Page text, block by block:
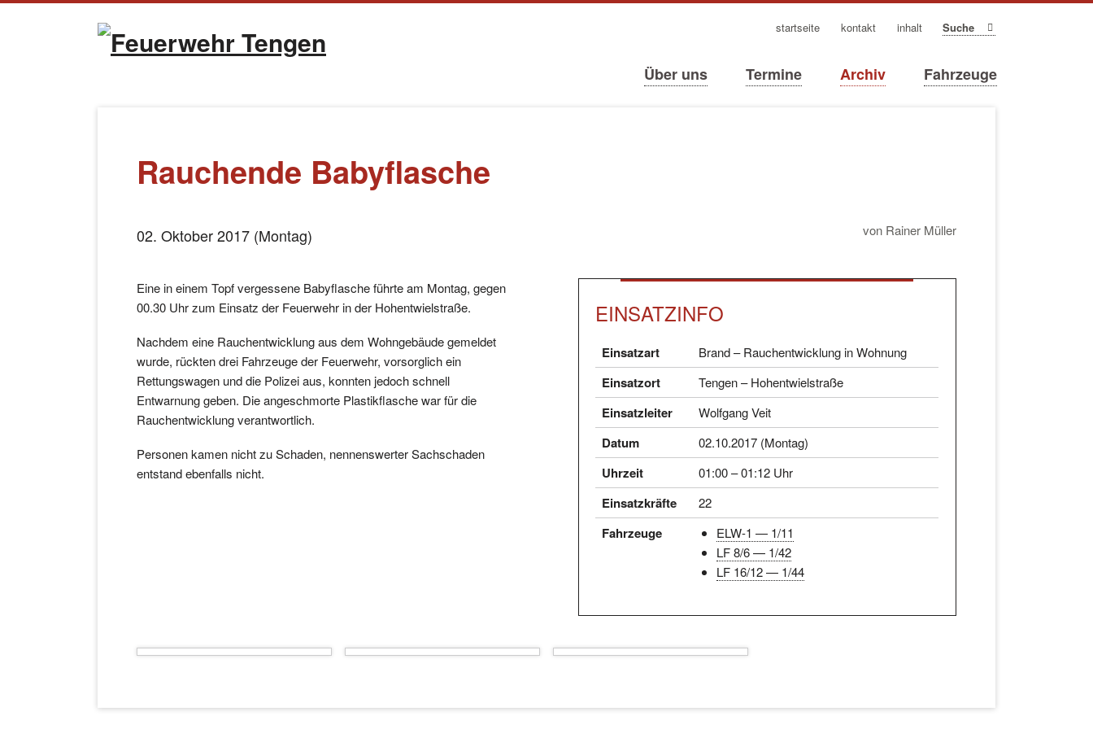
Navigation
überspringen
Über uns Termine Archiv Fahrzeuge
überspringen
navigation
startseite kontakt inhalt
Rauchende Babyflasche
02. Oktober 2017 (Montag) von Rainer Müller
Eine in einem Topf vergessene Babyflasche führte am Montag, gegen
00.30 Uhr zum Einsatz der Feuerwehr in der Hohentwielstraße.
Nachdem eine Rauchentwicklung aus dem Wohngebäude gemeldet
wurde, rückten drei Fahrzeuge der Feuerwehr, vorsorglich ein
Rettungswagen und die Polizei aus, konnten jedoch schnell
Entwarnung geben. Die angeschmorte Plastikflasche war für die
Rauchentwicklung verantwortlich.
Personen kamen nicht zu Schaden, nennenswerter Sachschaden
entstand ebenfalls nicht.
EINSATZINFO
Einsatzart Brand – Rauchentwicklung in Wohnung
Einsatzort Tengen – Hohentwielstraße
Einsatzleiter Wolfgang Veit
Datum 02.10.2017 (Montag)
Uhrzeit 01:00 – 01:12 Uhr
Einsatzkräfte 22
Fahrzeuge
ELW-1 — 1/11
LF 8/6 — 1/42
LF 16/12 — 1/44